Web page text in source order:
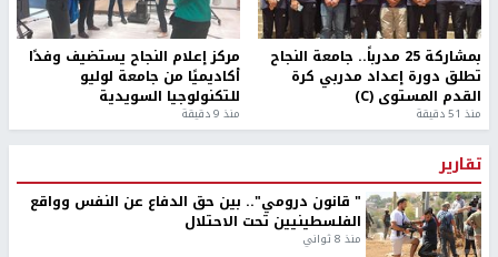
بمشاركة 25 مدرباً.. جامعة النجاح
تطلق دورة إعداد مدربي كرة
القدم المستوى (C)
منذ 51 دقيقة
مركز إعلام النجاح يستضيف وفدًا
أكاديميًا من جامعة لوليو
للتكنولوجيا السويدية
منذ 9 دقيقة
تقارير
" قانون درومي".. بين حق الدفاع عن النفس وواقع
الفلسطينيين تحت الاحتلال
منذ 8 ثواني